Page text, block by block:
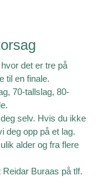
det er tre på
til en finale.
70-tallslag, 80-
selv. Hvis du ikke
deg opp på et lag.
alder og fra flere
Buraas på tlf.